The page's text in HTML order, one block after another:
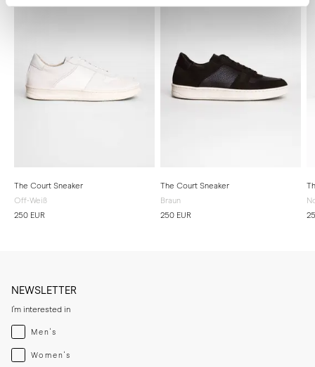
Sonnenlicht auf.
The Court Sneaker
Off-Weiß
250 EUR
The Court Sneaker
Braun
250 EUR
NEWSLETTER
I'm interested in
Menswear
Men's
Womenswear
Women's